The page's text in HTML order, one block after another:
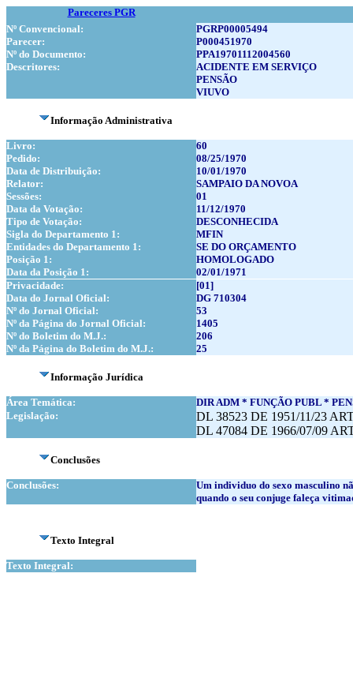
Pareceres PGR
Nº Convencional:
PGRP00005494
Parecer:
P000451970
Nº do Documento:
PPA19701112004560
Descritores:
ACIDENTE EM SERVIÇO
PENSÃO
VIUVO
Informação Administrativa
Livro:
60
Pedido:
08/25/1970
Data de Distribuição:
10/01/1970
Relator:
SAMPAIO DA NOVOA
Sessões:
01
Data da Votação:
11/12/1970
Tipo de Votação:
DESCONHECIDA
Sigla do Departamento 1:
MFIN
Entidades do Departamento 1:
SE DO ORÇAMENTO
Posição 1:
HOMOLOGADO
Data da Posição 1:
02/01/1971
Privacidade:
[01]
Data do Jornal Oficial:
DG 710304
Nº do Jornal Oficial:
53
Nº da Página do Jornal Oficial:
1405
Nº do Boletim do M.J.:
206
Nº da Página do Boletim do M.J.:
25
Informação Jurídica
Área Temática:
DIR ADM * FUNÇÃO PUBL *
Legislação:
DL 38523 DE 1951/11/23
DL 47084 DE 1966/07/09
Conclusões
Conclusões:
Um individuo do sexo masculino
quando o seu conjuge faleça
Texto Integral
Texto Integral: